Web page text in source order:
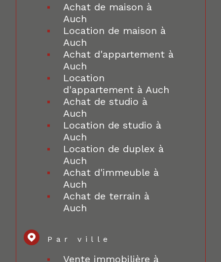
Achat de maison à
Auch
Location de maison à
Auch
Achat d'appartement à
Auch
Location
d'appartement à Auch
Achat de studio à
Auch
Location de studio à
Auch
Location de duplex à
Auch
Achat d'immeuble à
Auch
Achat de terrain à
Auch
Par ville
Vente immobilière à